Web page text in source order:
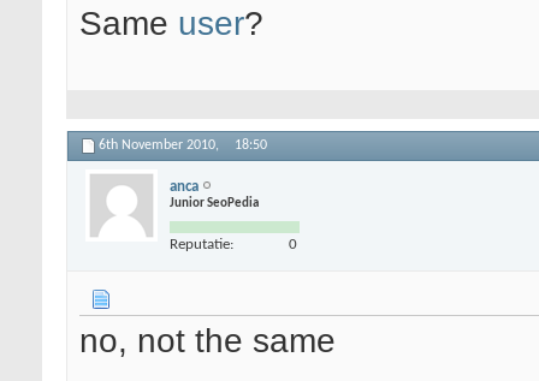
Same user?
6th November 2010, 18:50
anca
Junior SeoPedia
Reputatie: 0
no, not the same